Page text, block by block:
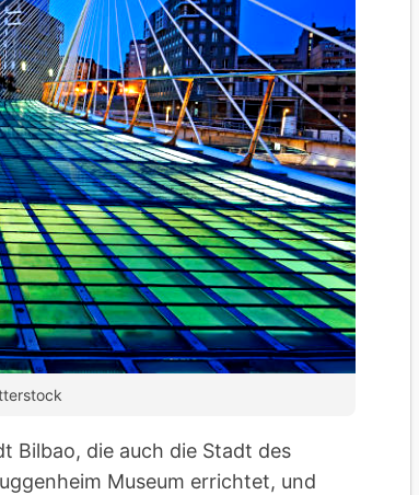
Bilbao, die auch die Stadt des
Museum errichtet, und